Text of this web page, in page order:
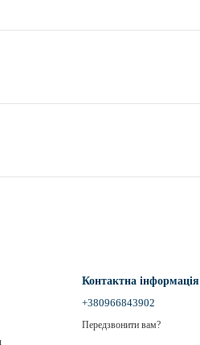
Контактна інформація
+380966843902
Передзвонити вам?